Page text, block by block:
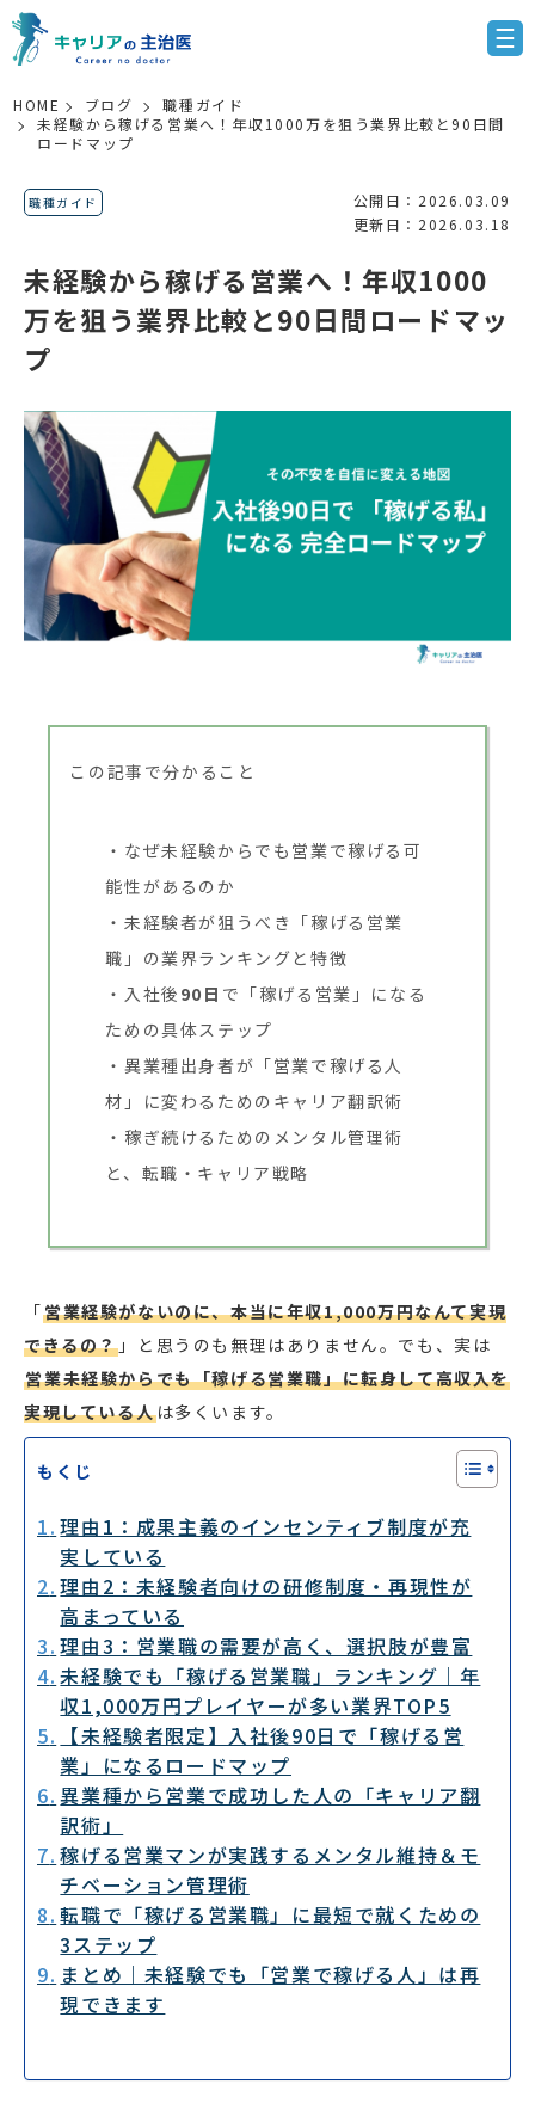
HOME ブログ
職種ガイド
未経験から稼げる営業へ！年収1000万を狙う業界比較と90日間
ロードマップ
職種ガイド
公開日：2026.03.09
更新日：2026.03.18
未経験から稼げる営業へ！年収1000
万を狙う業界比較と90日間ロードマッ
プ
この記事で分かること
なぜ未経験からでも営業で稼げる可
能性があるのか
未経験者が狙うべき「稼げる営業
職」の業界ランキングと特徴
入社後 90日 で「稼げる営業」になる
ための具体ステップ
異業種出身者が「営業で稼げる人
材」に変わるためのキャリア翻訳術
稼ぎ続けるためのメンタル管理術
と、転職・キャリア戦略
「営業経験がないのに、本当に年収1,000万円なんて実現
できるの？ 」と思うのも無理はありません。でも、実は
営業未経験からでも「稼げる営業職」に転身して高収入を
実現している人は多くいます。
もくじ
理由1：成果主義のインセンティブ制度が充
実している
理由2：未経験者向けの研修制度・再現性が
高まっている
理由3：営業職の需要が高く、選択肢が豊富
未経験でも「稼げる営業職」ランキング｜年
収1,000万円プレイヤーが多い業界TOP5
【未経験者限定】入社後90日で「稼げる営
業」になるロードマップ
異業種から営業で成功した人の「キャリア翻
訳術」
稼げる営業マンが実践するメンタル維持＆モ
チベーション管理術
転職で「稼げる営業職」に最短で就くための
3ステップ
まとめ｜未経験でも「営業で稼げる人」は再
現できます